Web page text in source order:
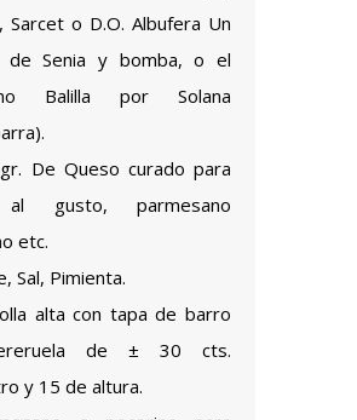
Sarcet o D.O. Albufera Un
de Senia y bomba, o el
Balilla por Solana
De Queso curado para
gusto, parmesano
etc.
Sal, Pimienta.
alta con tapa de barro
de ± 30 cts.
y 15 de altura.